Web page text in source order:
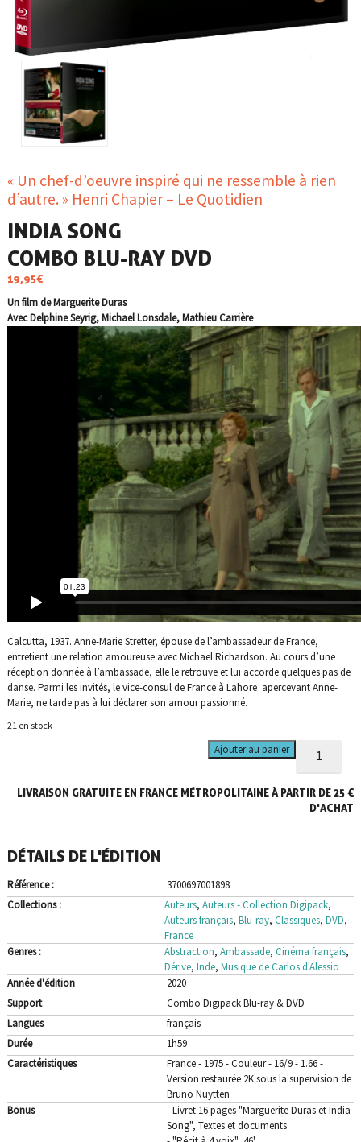
« Un chef-d’oeuvre inspiré qui ne ressemble à rien
d’autre. » Henri Chapier – Le Quotidien
INDIA SONG
COMBO BLU-RAY DVD
19,95€
Un film de Marguerite Duras
Avec Delphine Seyrig, Michael Lonsdale, Mathieu Carrière
Calcutta, 1937. Anne-Marie Stretter, épouse de l’ambassadeur de France,
entretient une relation amoureuse avec Michael Richardson. Au cours d’une
réception donnée à l’ambassade, elle le retrouve et lui accorde quelques pas de
danse. Parmi les invités, le vice-consul de France à Lahore apercevant Anne-
Marie, ne tarde pas à lui déclarer son amour passionné.
21 en stock
de
India
Song
Ajouter au panier
LIVRAISON GRATUITE EN FRANCE MÉTROPOLITAINE À PARTIR DE 25 €
D'ACHAT
DÉTAILS DE L'ÉDITION
Référence :
3700697001898
Collections :
Auteurs, Auteurs - Collection Digipack,
Auteurs français, Blu-ray, Classiques, DVD,
France
Genres :
Abstraction, Ambassade, Cinéma français,
Dérive, Inde, Musique de Carlos d'Alessio
Année d'édition
2020
Support
Combo Digipack Blu-ray & DVD
Langues
français
Durée
1h59
Caractéristiques
France - 1975 - Couleur - 16/9 - 1.66 -
Version restaurée 2K sous la supervision de
Bruno Nuytten
Bonus
- Livret 16 pages "Marguerite Duras et India
Song", Textes et documents